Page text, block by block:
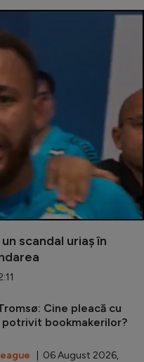
scandal uriaș în
Cine pleacă cu
potrivit bookmakerilor?
| 06 August 2026,